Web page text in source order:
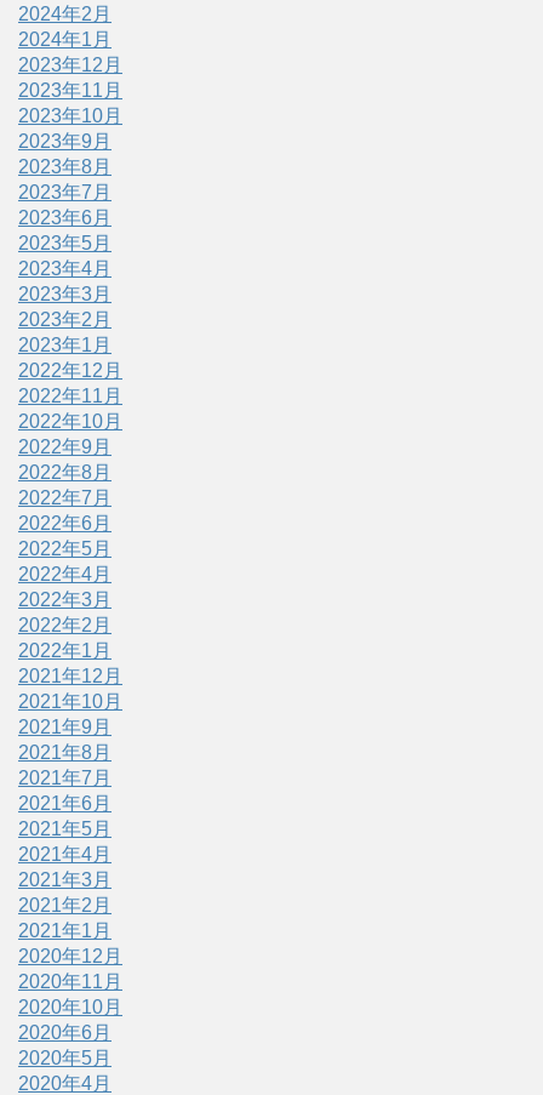
2024年2月
2024年1月
2023年12月
2023年11月
2023年10月
2023年9月
2023年8月
2023年7月
2023年6月
2023年5月
2023年4月
2023年3月
2023年2月
2023年1月
2022年12月
2022年11月
2022年10月
2022年9月
2022年8月
2022年7月
2022年6月
2022年5月
2022年4月
2022年3月
2022年2月
2022年1月
2021年12月
2021年10月
2021年9月
2021年8月
2021年7月
2021年6月
2021年5月
2021年4月
2021年3月
2021年2月
2021年1月
2020年12月
2020年11月
2020年10月
2020年6月
2020年5月
2020年4月